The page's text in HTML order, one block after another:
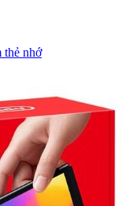
thẻ nhớ